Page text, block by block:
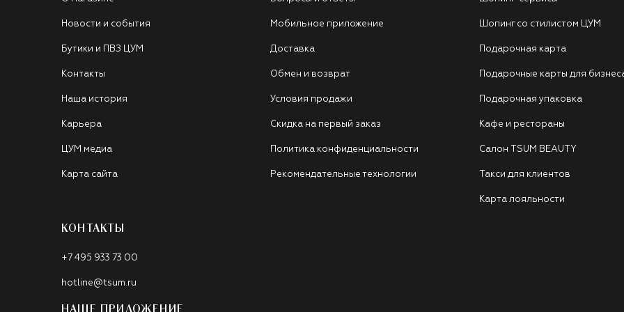
Новости и события
Бутики и ПВЗ ЦУМ
Контакты
Наша история
Карьера
ЦУМ медиа
Карта сайта
Мобильное приложение
Доставка
Обмен и возврат
Условия продажи
Скидка на первый заказ
Политика конфиденциальности
Рекомендательные технологии
Шопинг со стилистом ЦУМ
Подарочная карта
Подарочные карты для
Подарочная упаковка
Кафе и рестораны
Салон TSUM BEAUTY
Такси для клиентов
Карта лояльности
КОНТАКТЫ
+7 495 933 73 00
hotline@tsum.ru
НАШЕ ПРИЛОЖЕНИЕ